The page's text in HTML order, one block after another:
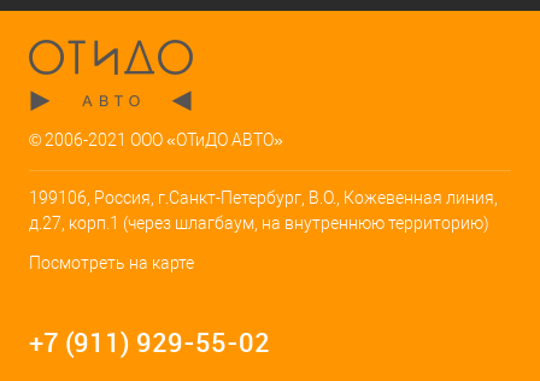
© 2006-2021 ООО «ОТиДО АВТО»
199106, Россия, г.Санкт-Петербург, В.О., Кожевенная линия,
д.27, корп.1 (через шлагбаум, на внутреннюю территорию)
Посмотреть на карте
+7 (911) 929-55-02